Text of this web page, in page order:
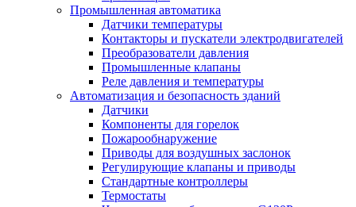
Промышленная автоматика
Датчики температуры
Контакторы и пускатели электродвигателей
Преобразователи давления
Промышленные клапаны
Реле давления и температуры
Автоматизация и безопасность зданий
Датчики
Компоненты для горелок
Пожарообнаружение
Приводы для воздушных заслонок
Регулирующие клапаны и приводы
Стандартные контроллеры
Термостаты